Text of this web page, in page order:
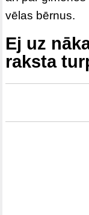
vēlas bērnus.
Ej uz
raksta